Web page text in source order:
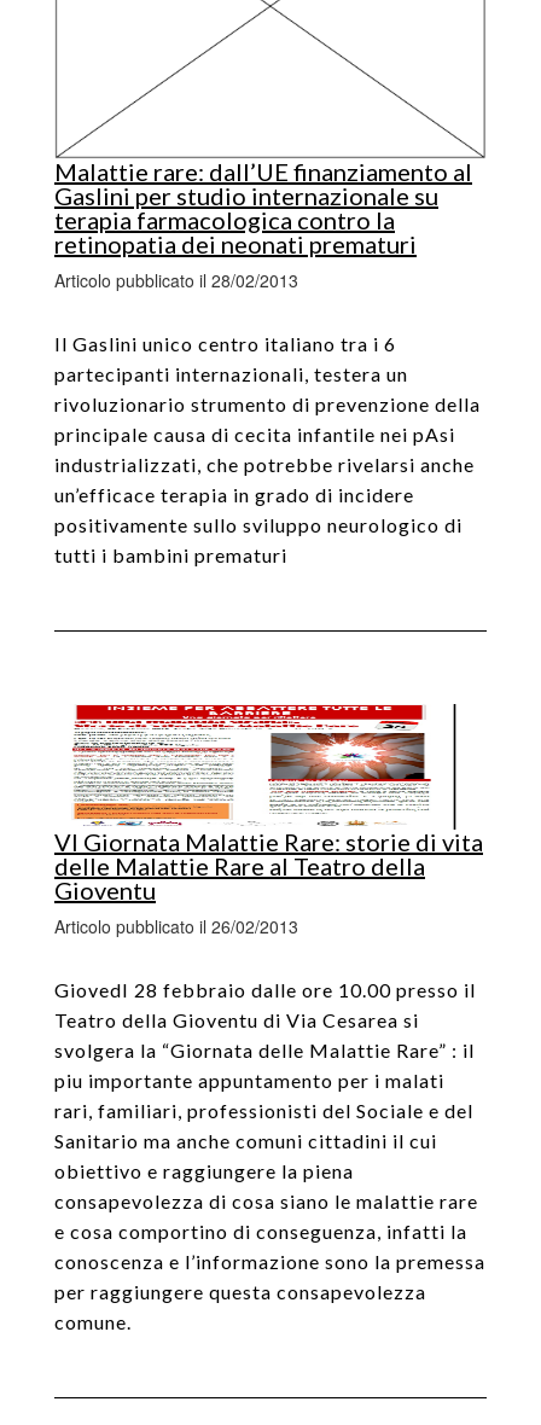
Malattie rare: dall’UE finanziamento al
Gaslini per studio internazionale su
terapia farmacologica contro la
retinopatia dei neonati prematuri
Articolo pubblicato il 28/02/2013
Il Gaslini unico centro italiano tra i 6
partecipanti internazionali, testera un
rivoluzionario strumento di prevenzione della
principale causa di cecita infantile nei pAsi
industrializzati, che potrebbe rivelarsi anche
un’efficace terapia in grado di incidere
positivamente sullo sviluppo neurologico di
tutti i bambini prematuri
VI Giornata Malattie Rare: storie di vita
delle Malattie Rare al Teatro della
Gioventu
Articolo pubblicato il 26/02/2013
GiovedI 28 febbraio dalle ore 10.00 presso il
Teatro della Gioventu di Via Cesarea si
svolgera la “Giornata delle Malattie Rare” : il
piu importante appuntamento per i malati
rari, familiari, professionisti del Sociale e del
Sanitario ma anche comuni cittadini il cui
obiettivo e raggiungere la piena
consapevolezza di cosa siano le malattie rare
e cosa comportino di conseguenza, infatti la
conoscenza e l’informazione sono la premessa
per raggiungere questa consapevolezza
comune.